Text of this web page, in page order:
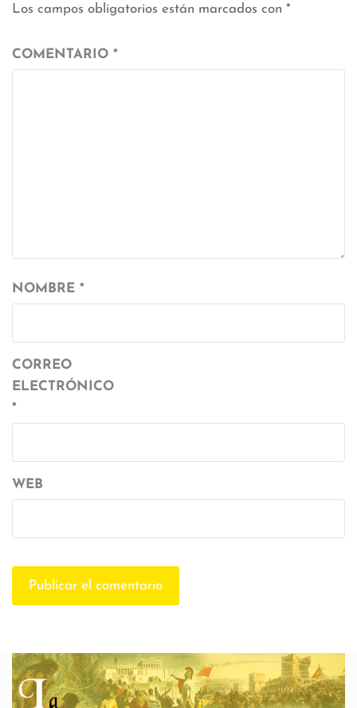
Los campos obligatorios están marcados con *
COMENTARIO *
NOMBRE *
CORREO
ELECTRÓNICO
*
WEB